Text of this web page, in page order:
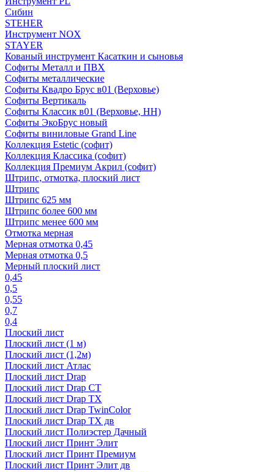
Сибин
STEHER
Инструмент NOX
STAYER
Кованый инструмент Касаткин и сыновья
Софиты Металл и ПВХ
Софиты металлические
Софиты Квадро Брус в01 (Верховье)
Софиты Вертикаль
Софиты Классик в01 (Верховье, НН)
Софиты ЭкоБрус новый
Софиты виниловые Grand Line
Коллекция Estetic (софит)
Коллекция Классика (софит)
Коллекция Премиум Акрил (софит)
Штрипс, отмотка, плоский лист
Штрипс
Штрипс 625 мм
Штрипс более 600 мм
Штрипс менее 600 мм
Отмотка мерная
Мерная отмотка 0,45
Мерная отмотка 0,5
Мерный плоский лист
0,45
0,5
0,55
0,7
0,4
Плоский лист
Плоский лист (1 м)
Плоский лист (1,2м)
Плоский лист Атлас
Плоский лист Drap
Плоский лист Drap СТ
Плоский лист Drap TX
Плоский лист Drap TwinColor
Плоский лист Drap ТХ дв
Плоский лист Полиэстер Дачный
Плоский лист Принт Элит
Плоский лист Принт Премиум
Плоский лист Принт Элит дв